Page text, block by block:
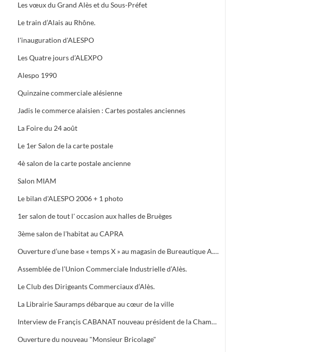
Les vœux du Grand Alès et du Sous-Préfet
Le train d’Alais au Rhône.
l'inauguration d'ALESPO
Les Quatre jours d’ALEXPO
Alespo 1990
Quinzaine commerciale alésienne
Jadis le commerce alaisien : Cartes postales anciennes
La Foire du 24 août
Le 1er Salon de la carte postale
4è salon de la carte postale ancienne
Salon MIAM
Le bilan d'ALESPO 2006 + 1 photo
1er salon de tout l' occasion aux halles de Bruèges
3ème salon de l'habitat au CAPRA
Ouverture d’une base « temps X » au magasin de Bureautique A.M.C., 40 Avenue du Général de Gaule à Alès.
Assemblée de l’Union Commerciale Industrielle d’Alès.
Le Club des Dirigeants Commerciaux d’Alès.
La Librairie Sauramps débarque au cœur de la ville
Interview de Françis CABANAT nouveau président de la Chambre de Commerce
Ouverture du nouveau "Monsieur Bricolage"